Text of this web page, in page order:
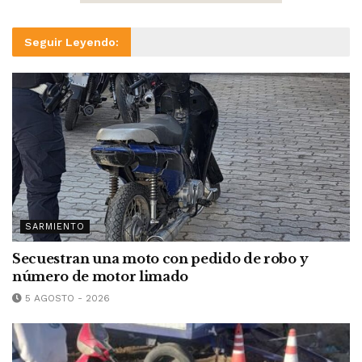
Seguir Leyendo:
SARMIENTO
Secuestran una moto con pedido de robo y
número de motor limado
5 AGOSTO - 2026